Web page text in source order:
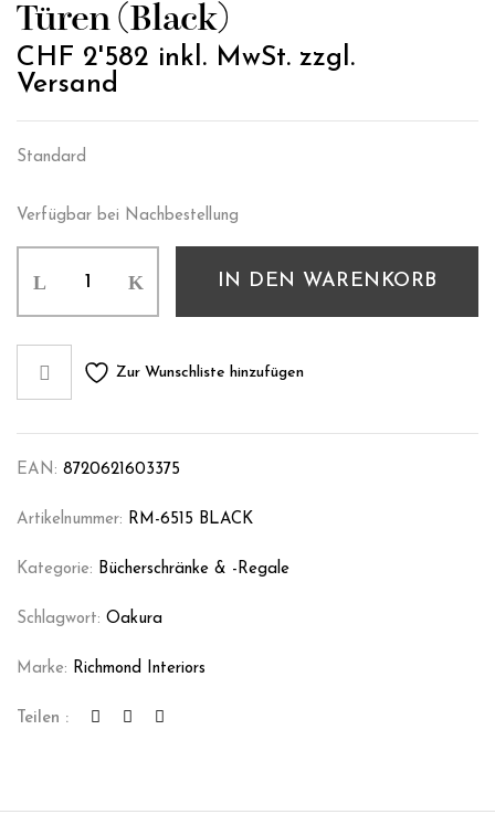
Türen (Black)
CHF 2'582 inkl. MwSt. zzgl.
Versand
Standard
Verfügbar bei Nachbestellung
IN DEN WARENKORB
Zur Wunschliste hinzufügen
EAN: 8720621603375
Artikelnummer: RM-6515 BLACK
Kategorie: Bücherschränke & -regale
Schlagwort: Oakura
Marke: Richmond Interiors
Teilen :